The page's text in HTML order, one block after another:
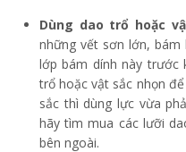
Dùng dao trổ hoặc
những vết sơn lớn, bám
lớp bám dính này trước
trổ hoặc vật sắc nhọn
sắc thì dùng lực vừa
hãy tìm mua các lưỡi
bên ngoài.